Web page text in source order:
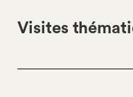
Visites